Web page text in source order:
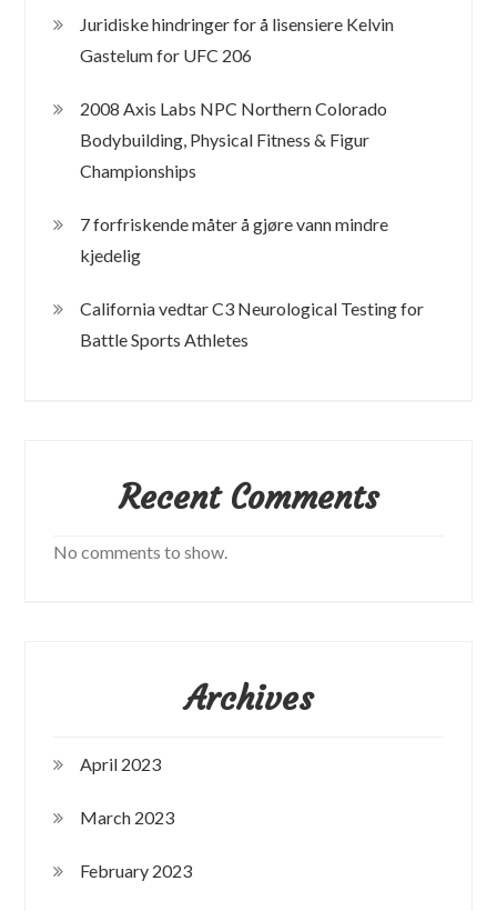
Juridiske hindringer for å lisensiere Kelvin
Gastelum for UFC 206
2008 Axis Labs NPC Northern Colorado
Bodybuilding, Physical Fitness & Figur
Championships
7 forfriskende måter å gjøre vann mindre
kjedelig
California vedtar C3 Neurological Testing for
Battle Sports Athletes
Recent Comments
No comments to show.
Archives
April 2023
March 2023
February 2023